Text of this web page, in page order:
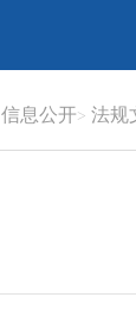
信息公开 法规